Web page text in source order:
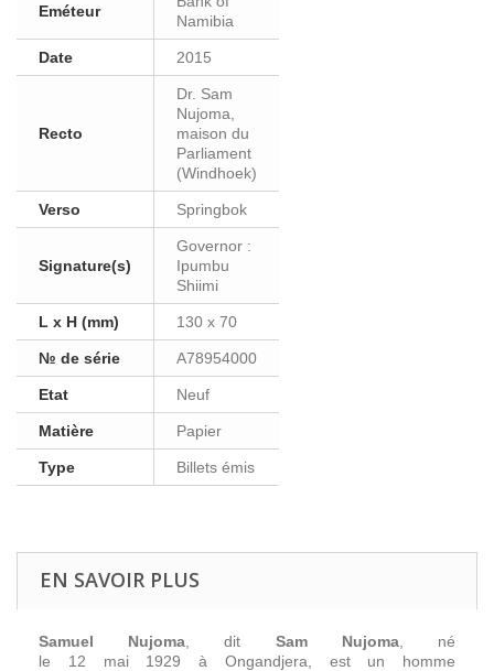
Eméteur
Namibia
Date 2015
Recto
Dr. Sam
Nujoma,
maison du
Parliament
(Windhoek)
Verso Springbok
Signature(s)
Governor :
Ipumbu
Shiimi
L x H (mm) 130 x 70
№ de série A78954000
Etat Neuf
Matière Papier
Type Billets émis
EN SAVOIR PLUS
Samuel Nujoma , dit Sam Nujoma, né
le 12 mai 1929 à Ongandjera , est un homme